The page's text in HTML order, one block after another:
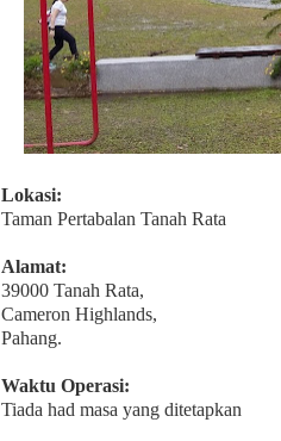
Lokasi:
Taman Pertabalan Tanah Rata
Alamat:
39000 Tanah Rata,
Cameron Highlands,
Pahang.
Waktu Operasi:
Tiada had masa yang ditetapkan